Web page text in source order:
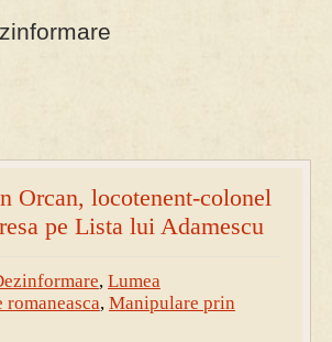
Orcan, locotenent-colonel
pe Lista lui Adamescu
, Lumea
romaneasca, Manipulare prin